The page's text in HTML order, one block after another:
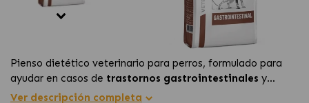
Pienso dietético veterinario para perros, formulado para
ayudar en casos de trastornos gastrointestinales y
situaciones deabsorción intestinal deficiente de rápida
Ver descripción completa